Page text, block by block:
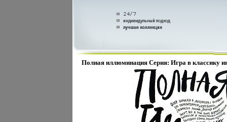
Полная иллюминация Серия: Игра в классику